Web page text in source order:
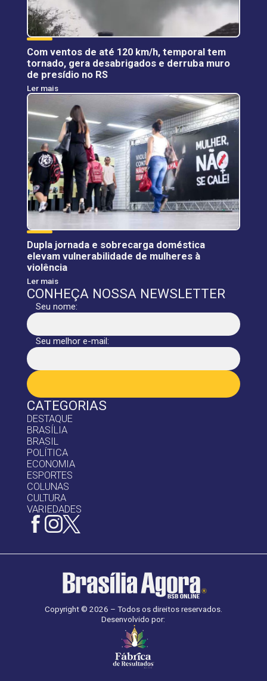
CATEGORIAS
DESTAQUE
BRASÍLIA
BRASIL
POLÍTICA
ECONOMIA
ESPORTES
COLUNAS
CULTURA
VARIEDADES
Com ventos de até 120 km/h, temporal tem
tornado, gera desabrigados e derruba muro
de presídio no RS
Ler mais
Dupla jornada e sobrecarga doméstica
elevam vulnerabilidade de mulheres à
violência
Ler mais
CONHEÇA NOSSA NEWSLETTER
Seu nome:
Seu melhor e-mail:
Copyright © 2026 – Todos os direitos reservados.
Desenvolvido por: